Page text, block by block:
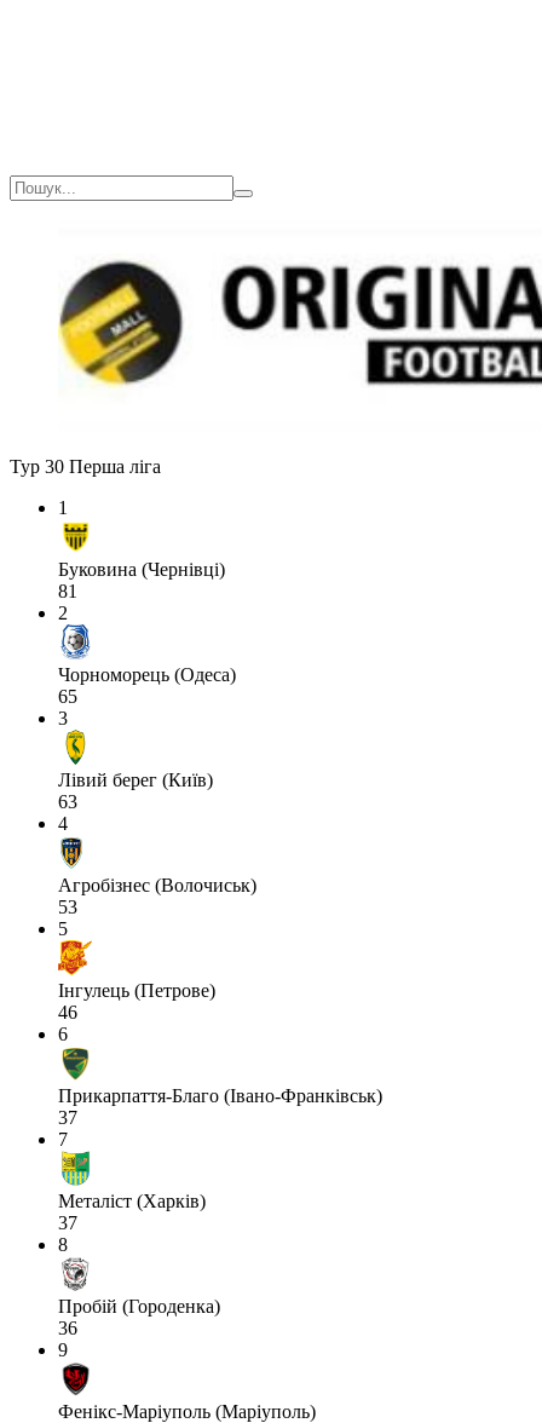
Тур 30 Перша ліга
1
Буковина (Чернівці)
81
2
Чорноморець (Одеса)
65
3
Лівий берег (Київ)
63
4
Агробізнес (Волочиськ)
53
5
Інгулець (Петрове)
46
6
Прикарпаття-Благо (Івано-Франківськ)
37
7
Металіст (Харків)
37
8
Пробій (Городенка)
36
9
Фенікс-Маріуполь (Маріуполь)